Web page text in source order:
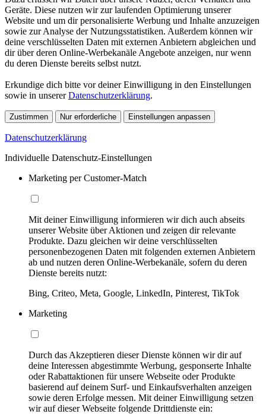
Geräte. Diese nutzen wir zur laufenden Optimierung unserer
Website und um dir personalisierte Werbung und Inhalte anzuzeigen
sowie zur Analyse der Nutzungsstatistiken. Außerdem können wir
deine verschlüsselten Daten mit externen Anbietern abgleichen und
dir über deren Online-Werbekanäle Angebote anzeigen, nur wenn
du deren Dienste bereits selbst nutzt.
Erkundige dich bitte vor deiner Einwilligung in den Einstellungen
sowie in unsererDatenschutzerklärung.
Zustimmen Nur erforderliche Einstellungen anpassen
Datenschutzerklärung
Individuelle Datenschutz-Einstellungen
Marketing per Customer-Match
Mit deiner Einwilligung informieren wir dich auch abseits
unserer Website über Aktionen und zeigen dir relevante
Produkte. Dazu gleichen wir deine verschlüsselten
personenbezogenen Daten mit folgenden externen Anbietern
ab und nutzen deren Online-Werbekanäle, sofern du deren
Dienste bereits nutzt:
Bing, Criteo, Meta, Google, LinkedIn, Pinterest, TikTok
Marketing
Durch das Akzeptieren dieser Dienste können wir dir auf
deine Interessen abgestimmte Werbung, gesponserte Inhalte
oder Rabattaktionen für unsere Webseite oder Produkte
basierend auf deinem Surf- und Einkaufsverhalten anzeigen
sowie deren Erfolge messen. Mit deiner Einwilligung setzen
wir auf dieser Webseite folgende Drittdienste ein: